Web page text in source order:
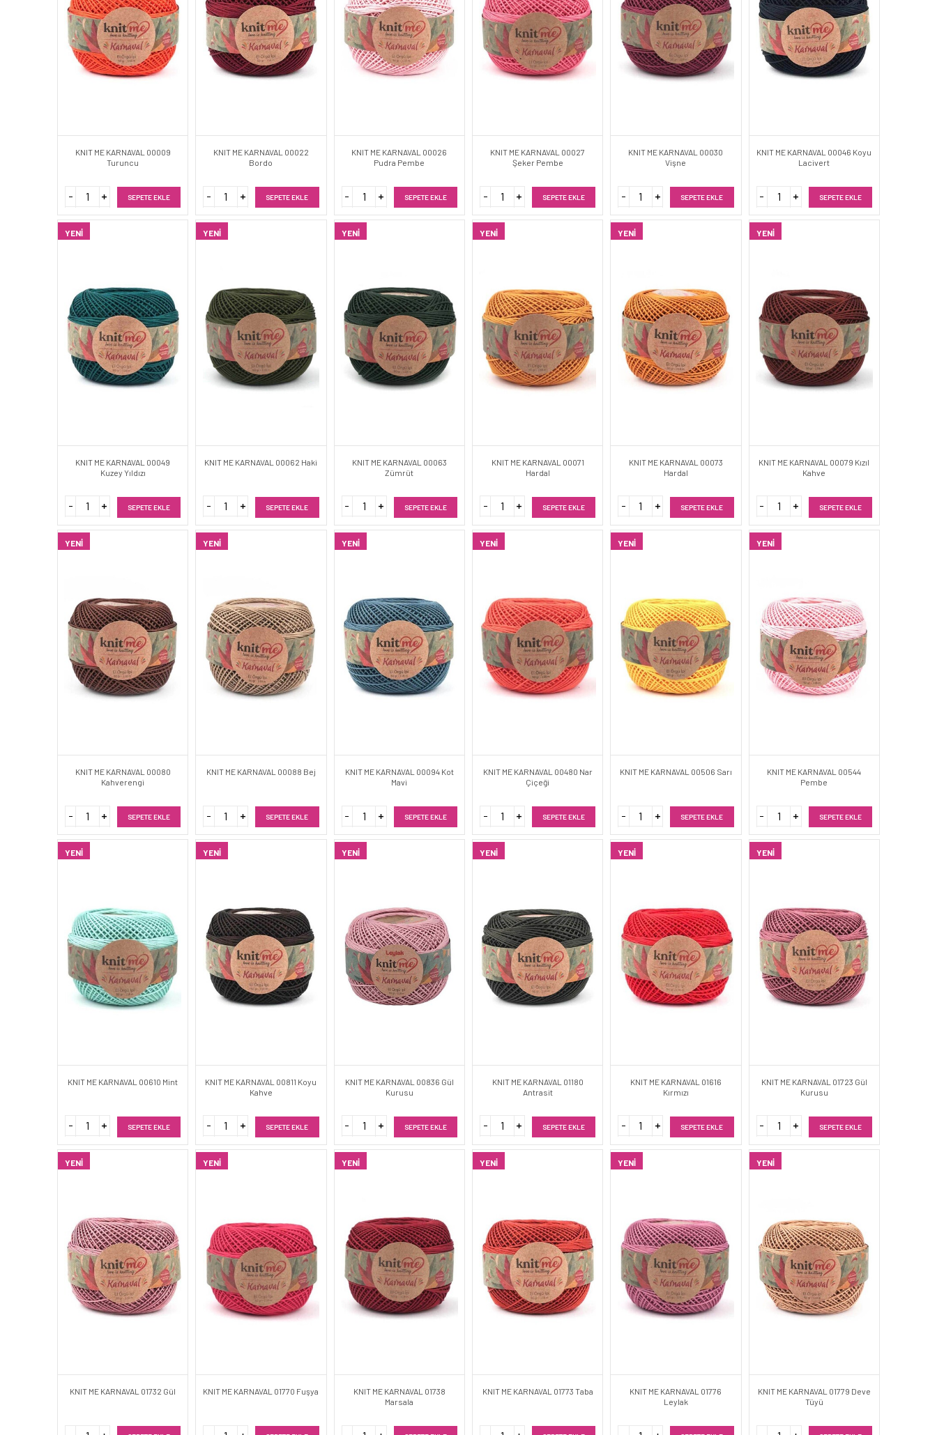
KNIT ME KARNAVAL 00009
Turuncu
SEPETE EKLE
KNIT ME KARNAVAL 00022
Bordo
SEPETE EKLE
KNIT ME KARNAVAL 00026
Pudra Pembe
SEPETE EKLE
KNIT ME KARNAVAL 00027
Şeker Pembe
SEPETE EKLE
KNIT ME KARNAVAL 00030
Vişne
SEPETE EKLE
KNIT ME KARNAVAL 00046 Koyu
Lacivert
SEPETE EKLE
YENI
KNIT ME KARNAVAL 00049
Kuzey Yıldızı
SEPETE EKLE
YENI
KNIT ME KARNAVAL 00062 Haki
SEPETE EKLE
YENI
KNIT ME KARNAVAL 00063
Zümrüt
SEPETE EKLE
YENI
KNIT ME KARNAVAL 00071
Hardal
SEPETE EKLE
YENI
KNIT ME KARNAVAL 00073
Hardal
SEPETE EKLE
YENI
KNIT ME KARNAVAL 00079 Kızıl
Kahve
SEPETE EKLE
YENI
KNIT ME KARNAVAL 00080
Kahverengi
SEPETE EKLE
YENI
KNIT ME KARNAVAL 00088 Bej
SEPETE EKLE
YENI
KNIT ME KARNAVAL 00094 Kot
Mavi
SEPETE EKLE
YENI
KNIT ME KARNAVAL 00480 Nar
Çiçeği
SEPETE EKLE
YENI
KNIT ME KARNAVAL 00506 Sarı
SEPETE EKLE
YENI
KNIT ME KARNAVAL 00544
Pembe
SEPETE EKLE
YENI
KNIT ME KARNAVAL 00610 Mint
SEPETE EKLE
YENI
KNIT ME KARNAVAL 00811 Koyu
Kahve
SEPETE EKLE
YENI
KNIT ME KARNAVAL 00836 Gül
Kurusu
SEPETE EKLE
YENI
KNIT ME KARNAVAL 01180
Antrasit
SEPETE EKLE
YENI
KNIT ME KARNAVAL 01616
Kırmızı
SEPETE EKLE
YENI
KNIT ME KARNAVAL 01723 Gül
Kurusu
SEPETE EKLE
YENI
KNIT ME KARNAVAL 01732 Gül
YENI
KNIT ME KARNAVAL 01770 Fuşya
YENI
KNIT ME KARNAVAL 01738
Marsala
YENI
KNIT ME KARNAVAL 01773 Taba
YENI
KNIT ME KARNAVAL 01776
Leylak
YENI
KNIT ME KARNAVAL 01779 Deve
Tüyü